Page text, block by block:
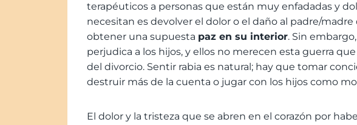
terapéuticos a personas que están muy enfadadas y
necesitan es devolver el dolor o el daño al padre/
obtener una supuesta paz en su interior. Sin
perjudica a los hijos, y ellos no merecen esta guerra
del divorcio. Sentir rabia es natural; hay que tomar
destruir más de la cuenta o jugar con los hijos como
El dolor y la tristeza que se abren en el corazón por